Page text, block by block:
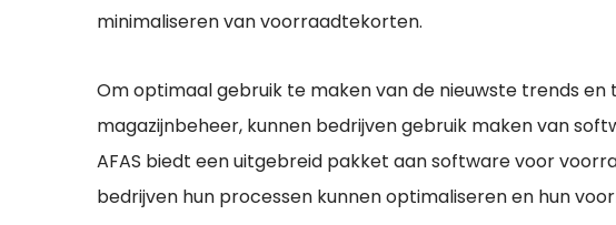
minimaliseren van voorraadtekorten.
Om optimaal gebruik te maken van de nieuwste trends
magazijnbeheer, kunnen bedrijven gebruik maken van
AFAS biedt een uitgebreid pakket aan software voor
bedrijven hun processen kunnen optimaliseren en hun